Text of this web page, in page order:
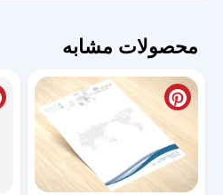
اینستا
30
عدد
محصولات مشابه